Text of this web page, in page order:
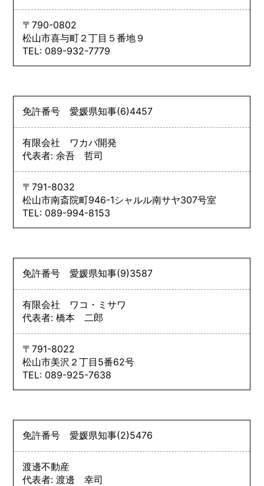
〒790-0802
松山市喜与町２丁目５番地９
TEL: 089-932-7779
免許番号愛媛県知事(6)4457
有限会社 ワカバ開発
代表者: 余吾 哲司
〒791-8032
松山市南斎院町946-1シャルル南サヤ307号室
TEL: 089-994-8153
免許番号愛媛県知事(9)3587
有限会社 ワコ・ミサワ
代表者: 橋本 二郎
〒791-8022
松山市美沢２丁目5番62号
TEL: 089-925-7638
免許番号愛媛県知事(2)5476
渡邊不動産
代表者: 渡邊 幸司